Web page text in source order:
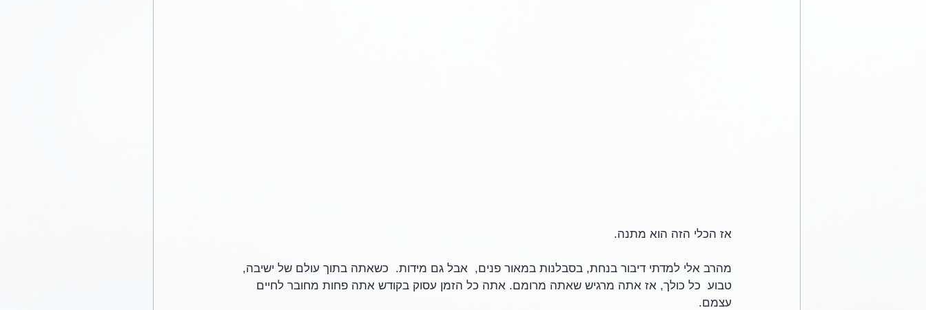
אז הכלי הזה הוא מתנה.
מהרב אלי למדתי דיבור בנחת, בסבלנות במאור פנים,  אבל גם מידות.  כשאתה בתוך עולם של ישיבה,
טבוע  כל כולך, אז אתה מרגיש שאתה מרומם. אתה כל הזמן עסוק בקודש אתה פחות מחובר לחיים
עצמם.